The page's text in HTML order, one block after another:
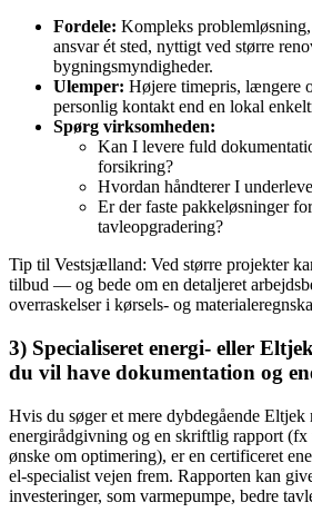
Fordele: Kompleks
ansvar ét sted, nyttigt ved større
bygningsmyndigheder.
Ulemper: Højere timepris, længere
personlig kontakt end en lokal
Spørg virksomheden:
Kan I levere fuld
forsikring?
Hvordan håndterer I
Er der faste pakkeløsninger
tavleopgradering?
Tip til Vestsjælland: Ved større projekter
tilbud — og bede om en detaljeret
overraskelser i kørsels- og
3) Specialiseret energi‑ eller
du vil have dokumentation og
Hvis du søger et mere dybdegående Eltjek
energirådgivning og en skriftlig rapport
ønske om optimering), er en certificeret
el‑specialist vejen frem. Rapporten kan
investeringer, som varmepumpe, bedre